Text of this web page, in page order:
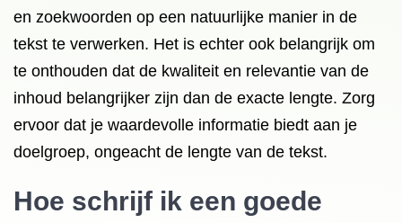
en zoekwoorden op een natuurlijke manier in de
tekst te verwerken. Het is echter ook belangrijk om
te onthouden dat de kwaliteit en relevantie van de
inhoud belangrijker zijn dan de exacte lengte. Zorg
ervoor dat je waardevolle informatie biedt aan je
doelgroep, ongeacht de lengte van de tekst.
Hoe schrijf ik een goede